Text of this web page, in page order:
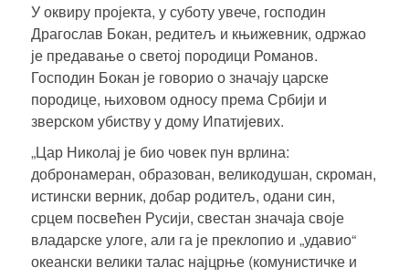
У оквиру пројекта, у суботу увече, господин
Драгослав Бокан, редитељ и књижевник, одржао
је предавање о светој породици Романов.
Господин Бокан је говорио о значају царске
породице, њиховом односу према Србији и
зверском убиству у дому Ипатијевих.
„Цар Николај је био човек пун врлина:
добронамеран, образован, великодушан, скроман,
истински верник, добар родитељ, одани син,
срцем посвећен Русији, свестан значаја своје
владарске улоге, али га је преклопио и „удавио“
океански велики талас најцрње (комунистичке и